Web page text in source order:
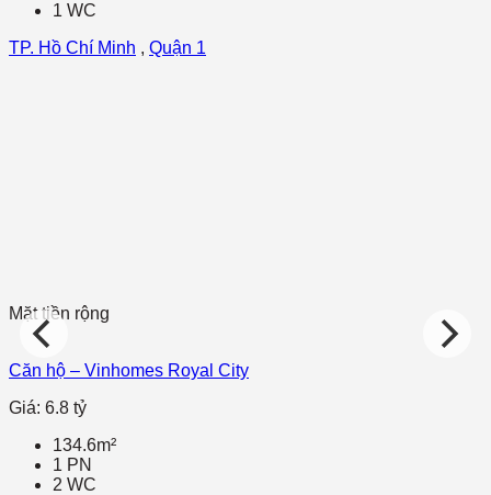
1 WC
TP. Hồ Chí Minh , Quận 1
Mặt tiền rộng
Căn hộ – Vinhomes Royal City
Giá: 6.8 tỷ
134.6m²
1 PN
2 WC